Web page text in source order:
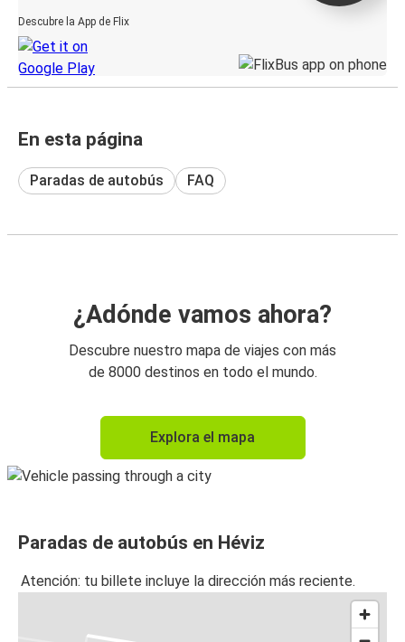
Descubre la App de Flix
En esta página
Paradas de autobús FAQ
¿Adónde vamos ahora?
Descubre nuestro mapa de viajes con más
de 8000 destinos en todo el mundo.
Explora el mapa
Paradas de autobús en Héviz
Atención: tu billete incluye la dirección más reciente.